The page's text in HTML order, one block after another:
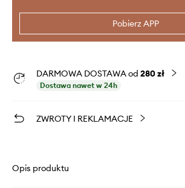
Pobierz APP
DARMOWA DOSTAWA od 280 zł
Dostawa nawet w 24h
ZWROTY I REKLAMACJE
Opis produktu